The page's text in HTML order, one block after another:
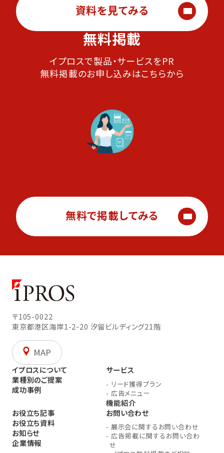
資料を見てみる
無料掲載
イプロスで製品・サービスをPR
無料掲載のお申し込みはこちらから
無料で掲載してみる
〒105-0022
東京都港区海岸1-2-20 汐留ビルディング21階
MAP
イプロスについて
業種別のご提案
成功事例
サービス
- リード獲得プラン
- 広告メニュー
機能紹介
お役立ち記事
お役立ち資料
お知らせ
企業情報
お問い合わせ
- 展示会に関するお問い合わせ
- 広告掲載に関するお問い合わ
せ